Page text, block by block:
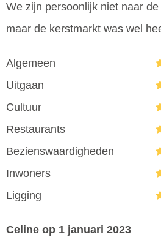
We zijn persoonlijk niet naar
maar de kerstmarkt was wel
Algemeen
Uitgaan
Cultuur
Restaurants
Bezienswaardigheden
Inwoners
Ligging
Celine op 1 januari 2023